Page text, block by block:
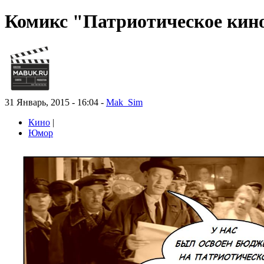
Комикс "Патриотическое
31 Январь, 2015 - 16:04 - Mak_Sim
Кино |
Юмор